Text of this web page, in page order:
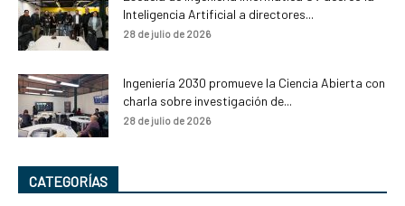
Inteligencia Artificial a directores...
28 de julio de 2026
Ingeniería 2030 promueve la Ciencia Abierta con
charla sobre investigación de...
28 de julio de 2026
CATEGORÍAS